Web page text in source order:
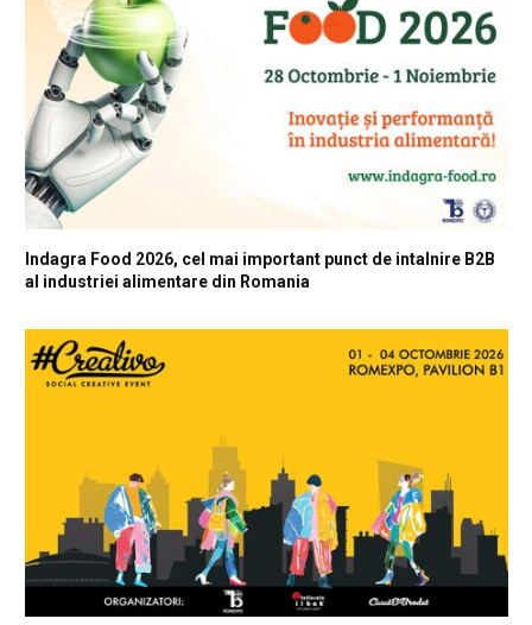
Indagra Food 2026, cel mai important punct de intalnire B2B
al industriei alimentare din Romania